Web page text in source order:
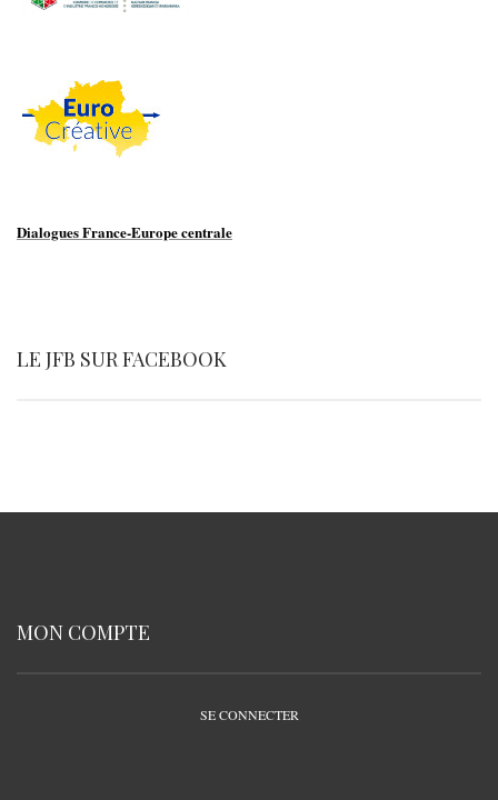
Dialogues France-Europe centrale
LE JFB SUR FACEBOOK
MON COMPTE
SE CONNECTER